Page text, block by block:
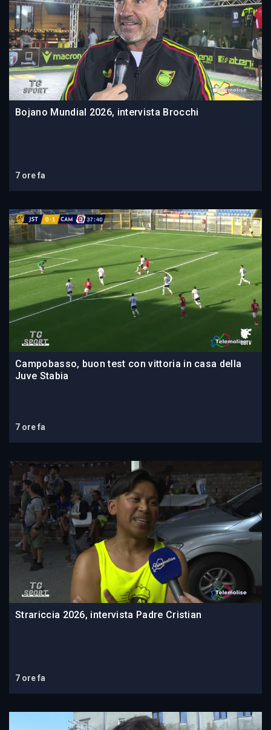
Bojano Mundial 2026, intervista Brocchi
7 ore fa
Campobasso, buon test con vittoria in casa della
Juve Stabia
7 ore fa
Strariccia 2026, intervista Padre Cristian
7 ore fa